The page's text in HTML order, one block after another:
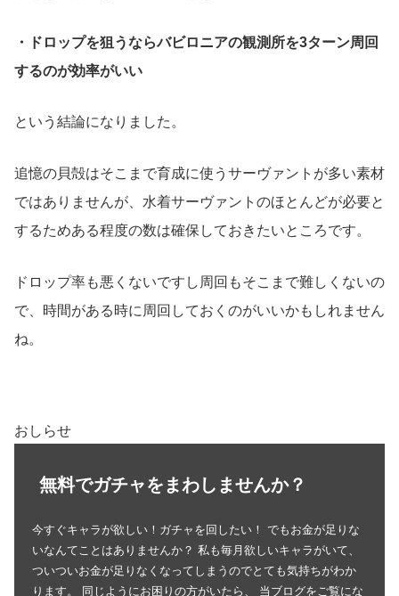
・ドロップを狙うならバビロニアの観測所を3ターン周回
するのが効率がいい
という結論になりました。
追憶の貝殻はそこまで育成に使うサーヴァントが多い素材
ではありませんが、水着サーヴァントのほとんどが必要と
するためある程度の数は確保しておきたいところです。
ドロップ率も悪くないですし周回もそこまで難しくないの
で、時間がある時に周回しておくのがいいかもしれません
ね。
おしらせ
無料でガチャをまわしませんか？
今すぐキャラが欲しい！ガチャを回したい！ でもお金が足りな
いなんてことはありませんか？ 私も毎月欲しいキャラがいて、
ついついお金が足りなくなってしまうのでとても気持ちがわか
ります。 同じようにお困りの方がいたら、 当ブログをご覧にな